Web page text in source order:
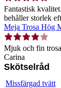
Fantastisk
behåller storlek
Meja Trosa Hög
Mjuk och fin
Carina
Skötselråd
Missfärgad tvätt